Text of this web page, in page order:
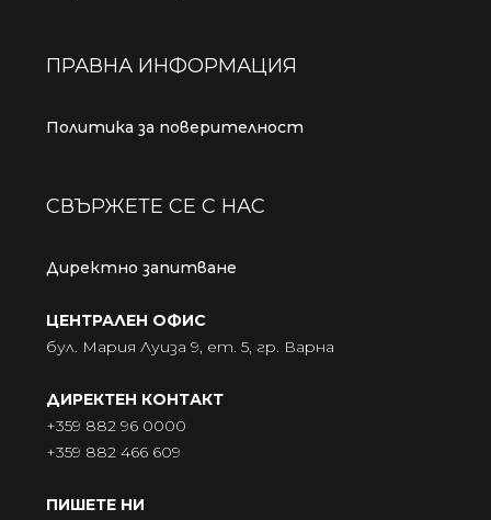
ПРАВНА ИНФОРМАЦИЯ
Политика за поверителност
СВЪРЖЕТЕ СЕ С НАС
Директно запитване
ЦЕНТРАЛЕН ОФИС
бул. Мария Луиза 9, ет. 5, гр. Варна
ДИРЕКТЕН КОНТАКТ
+359 882 96 0000
+359 882 466 609
ПИШЕТЕ НИ